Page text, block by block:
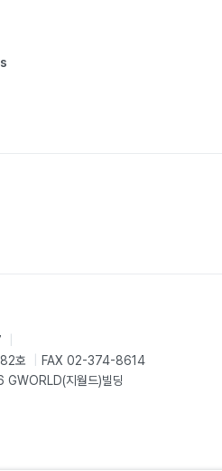
호
FAX 02-374-8614
GWORLD(지월드)빌딩